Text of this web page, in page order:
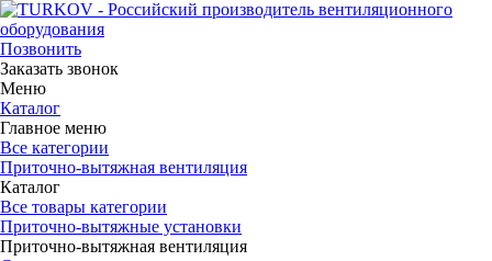
Позвонить
Заказать звонок
Меню
Каталог
Главное меню
Все категории
Приточно-вытяжная вентиляция
Каталог
Все товары категории
Приточно-вытяжные установки
Приточно-вытяжная вентиляция